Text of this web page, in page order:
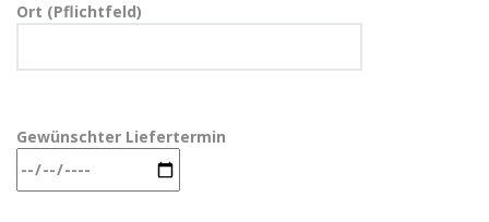
Ort (Pflichtfeld)
Gewünschter Liefertermin